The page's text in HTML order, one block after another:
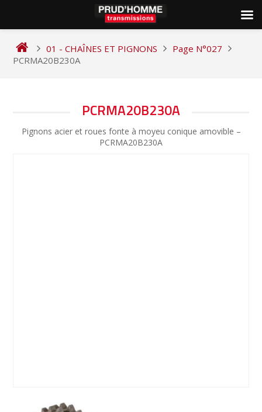
content
01 - CHAÎNES ET PIGNONS
Page N°027
PCRMA20B230A
PCRMA20B230A
Pignons acier et roues fonte à moyeu conique amovible –
PCRMA20B230A
DE